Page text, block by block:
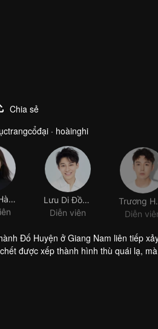
Chia sẻ
· hoàinghi
Diễn viên
Diễn
Đố Huyện ở Giang Nam liên tiếp
được xếp thành hình thù quái lạ,
Canh đã cùng nhóm bạn điều tra
mù dày đặc, vụ án cũ mười năm